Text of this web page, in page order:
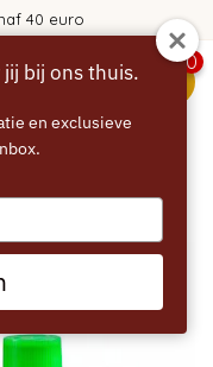
0
bij ons thuis.
en exclusieve